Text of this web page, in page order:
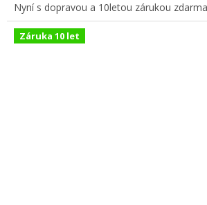
Nyní s dopravou a 10letou zárukou
Záruka 10 let